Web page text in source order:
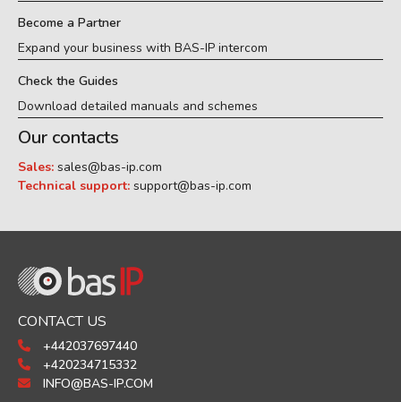
Become a Partner
Expand your business with BAS-IP intercom
Check the Guides
Download detailed manuals and schemes
Our contacts
Sales: sales@bas-ip.com
Technical support: support@bas-ip.com
CONTACT US
+442037697440
+420234715332
INFO@BAS-IP.COM